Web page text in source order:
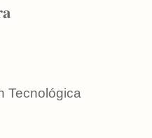
Tecnológica